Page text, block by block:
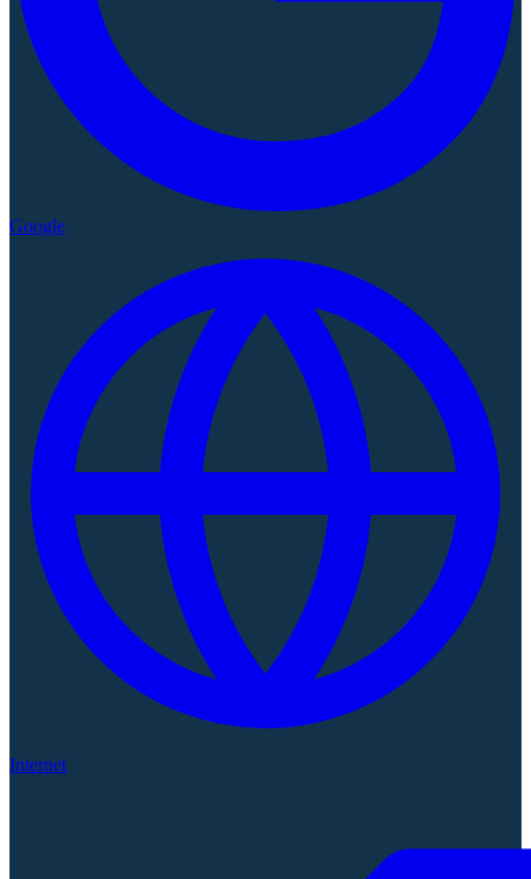
Google
Internet